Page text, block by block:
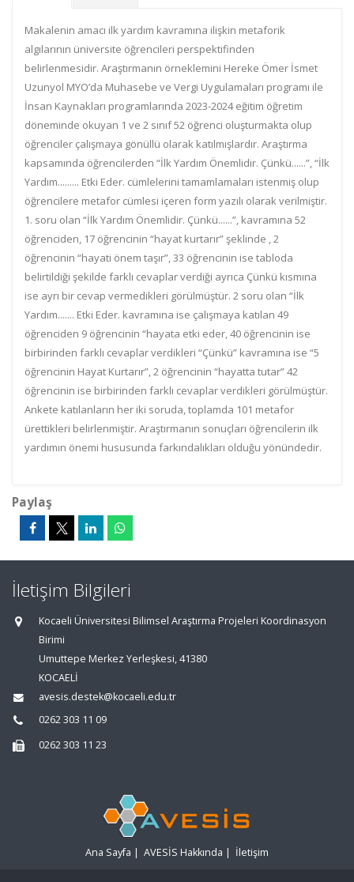
Makalenin amacı ilk yardım kavramına ilişkin metaforik
algılarının üniversite öğrencileri perspektifinden
belirlenmesidir. Araştırmanın örneklemini Hereke Ömer İsmet
Uzunyol MYO’da Muhasebe ve Vergi Uygulamaları programı ile
İnsan Kaynakları programlarında 2023-2024 eğitim öğretim
döneminde okuyan 1 ve 2 sınıf 52 öğrenci oluşturmakta olup
öğrenciler çalışmaya gönüllü olarak katılmışlardır. Araştırma
kapsamında öğrencilerden “İlk Yardım Önemlidir. Çünkü......”, “İlk
Yardım......... Etki Eder. cümlelerini tamamlamaları istenmiş olup
öğrencilere metafor cümlesi içeren form yazılı olarak verilmiştir.
1. soru olan “İlk Yardım Önemlidir. Çünkü......”, kavramına 52
öğrenciden, 17 öğrencinin “hayat kurtarır” şeklinde , 2
öğrencinin “hayati önem taşır”, 33 öğrencinin ise tabloda
belirtildiği şekilde farklı cevaplar verdiği ayrıca Çünkü kısmına
ise ayrı bir cevap vermedikleri görülmüştür. 2 soru olan “İlk
Yardım....... Etki Eder. kavramına ise çalışmaya katılan 49
öğrenciden 9 öğrencinin “hayata etki eder, 40 öğrencinin ise
birbirinden farklı cevaplar verdikleri “Çünkü” kavramına ise “5
öğrencinin Hayat Kurtarır”, 2 öğrencinin “hayatta tutar” 42
öğrencinin ise birbirinden farklı cevaplar verdikleri görülmüştür.
Ankete katılanların her iki soruda, toplamda 101 metafor
ürettikleri belirlenmiştir. Araştırmanın sonuçları öğrencilerin ilk
yardımın önemi hususunda farkındalıkları olduğu yönündedir.
Paylaş
İletişim Bilgileri
Kocaeli Üniversitesi Bilimsel Araştırma Projeleri Koordinasyon
Birimi
Umuttepe Merkez Yerleşkesi, 41380
KOCAELİ
avesis.destek@kocaeli.edu.tr
0262 303 11 09
0262 303 11 23
Ana Sayfa | AVESİS Hakkında | İletişim